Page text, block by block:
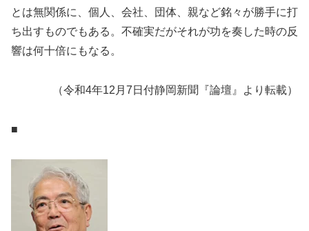
とは無関係に、個人、会社、団体、親など銘々が勝手に打
ち出すものでもある。不確実だがそれが功を奏した時の反
響は何十倍にもなる。
（令和4年12月7日付静岡新聞『論壇』より転載）
■